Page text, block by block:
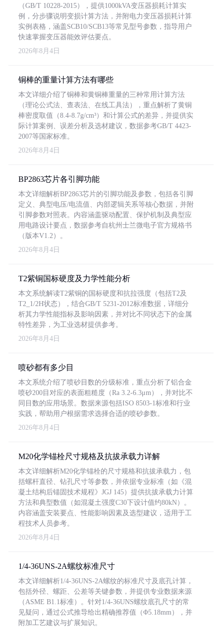
（GB/T 10228-2015），提供1000kVA变压器损耗计算实
例，分步骤说明变损计算方法，并附电力变压器损耗计算
实例表格，涵盖SCB10/SCB13等常见型号参数，指导用户
快速掌握变压器能效评估要点。
2026年8月4日
铜棒的重量计算方法有哪些
本文详细介绍了铜棒和黄铜棒重量的三种常用计算方法
（理论公式法、查表法、在线工具法），重点解析了黄铜
棒密度取值（8.4-8.7g/cm³）和计算公式的差异，并提供实
际计算案例、误差分析及选材建议，数据参考GB/T 4423-
2007等国家标准。
2026年8月4日
BP2863芯片各引脚功能
本文详细解析BP2863芯片的引脚功能及参数，包括各引脚
定义、典型电压/电流值、内部逻辑关系等核心数据，并附
引脚参数对照表。内容涵盖驱动配置、保护机制及典型应
用电路设计要点，数据参考自杭州士兰微电子官方规格书
（版本V1.2）。
2026年8月4日
T2紫铜国标硬度及力学性能分析
本文系统解读T2紫铜的国标硬度和抗拉强度（包括T2及
T2_1/2H状态），结合GB/T 5231-2012标准数据，详细分
析其力学性能指标及影响因素，并对比不同状态下的金属
特性差异，为工业选材提供参考。
2026年8月4日
喷砂都有多少目
本文系统介绍了喷砂目数的分级标准，重点分析了铝合金
喷砂200目对应的表面粗糙度（Ra 3.2-6.3μm），并对比不
同目数的应用场景。数据来源包括ISO 8503-1标准和行业
实践，帮助用户根据需求选择合适的喷砂参数。
2026年8月4日
M20化学锚栓尺寸规格及抗拔承载力详解
本文详细解析M20化学锚栓的尺寸规格和抗拔承载力，包
括螺杆直径、钻孔尺寸等参数，并依据专业标准（如《混
凝土结构后锚固技术规程》JGJ 145）提供抗拔承载力计算
方法和典型数值（如混凝土强度C30下设计值约80kN）。
内容涵盖安装要点、性能影响因素及选型建议，适用于工
程技术人员参考。
2026年8月4日
1/4-36UNS-2A螺纹标准尺寸
本文详细解析1/4-36UNS-2A螺纹的标准尺寸及底孔计算，
包括外径、螺距、公差等关键参数，并提供专业数据来源
（ASME B1.1标准）。针对1/4-36UNS螺纹底孔尺寸的常
见疑问，通过公式推导给出精确推荐值（Φ5.18mm），并
附加工艺建议与扩展知识。